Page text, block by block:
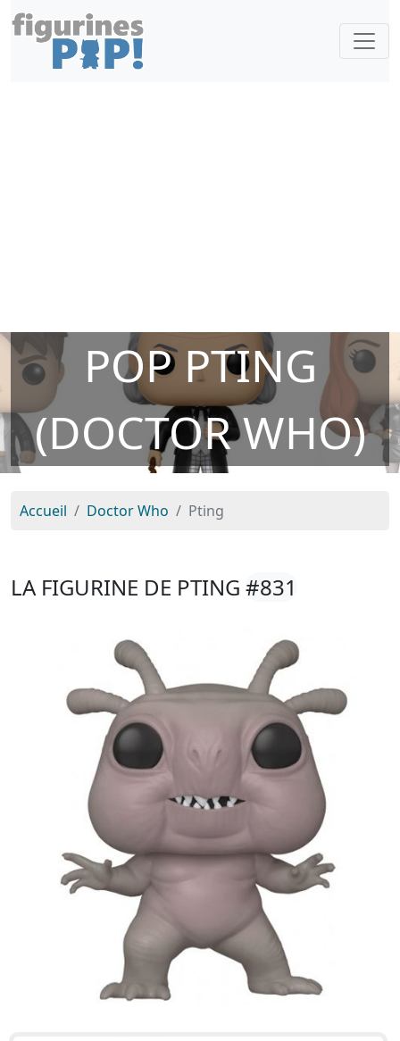
POP PTING
(DOCTOR WHO)
Accueil Doctor Who Pting
LA FIGURINE DE PTING #831